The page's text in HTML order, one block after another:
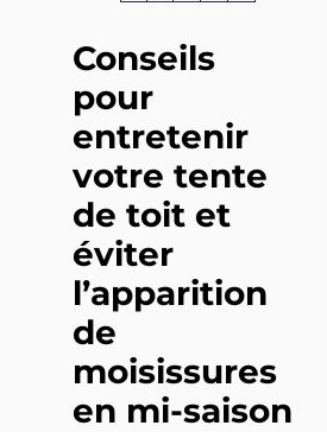
Conseils
pour
entretenir
votre tente
de toit et
éviter
l’apparition
de
moisissures
en mi-saison